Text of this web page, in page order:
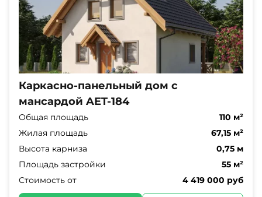
Каркасно-панельный дом с
мансардой AET-184
Общая площадь
110 м²
Жилая площадь
67,15 м²
Высота карниза
0,75 м
Площадь застройки
55 м²
Стоимость от
4 419 000 руб